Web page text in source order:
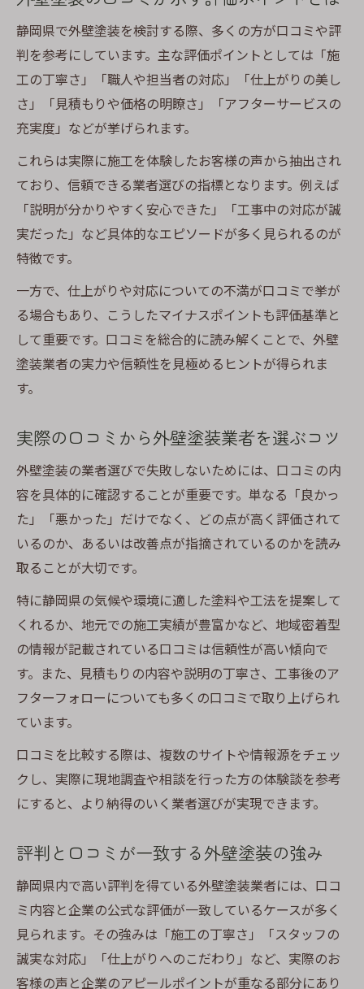
静岡県で外壁塗装を検討する際、多くの方が口コミや評
判を参考にしています。主な評価ポイントとしては「施
工の丁寧さ」「職人や担当者の対応」「仕上がりの美し
さ」「見積もりや価格の明瞭さ」「アフターサービスの
充実度」などが挙げられます。
これらは実際に施工を体験したお客様の声から抽出され
ており、信頼できる業者選びの指標となります。例えば
「説明が分かりやすく安心できた」「工事中の対応が誠
実だった」など具体的なエピソードが多く見られるのが
特徴です。
一方で、仕上がりや対応についての不満が口コミで挙が
る場合もあり、こうしたマイナスポイントも評価基準と
して重要です。口コミを総合的に読み解くことで、外壁
塗装業者の実力や信頼性を見極めるヒントが得られま
す。
実際の口コミから外壁塗装業者を選ぶコツ
外壁塗装の業者選びで失敗しないためには、口コミの内
容を具体的に確認することが重要です。単なる「良かっ
た」「悪かった」だけでなく、どの点が高く評価されて
いるのか、あるいは改善点が指摘されているのかを読み
取ることが大切です。
特に静岡県の気候や環境に適した塗料や工法を提案して
くれるか、地元での施工実績が豊富かなど、地域密着型
の情報が記載されている口コミは信頼性が高い傾向で
す。また、見積もりの内容や説明の丁寧さ、工事後のア
フターフォローについても多くの口コミで取り上げられ
ています。
口コミを比較する際は、複数のサイトや情報源をチェッ
クし、実際に現地調査や相談を行った方の体験談を参考
にすると、より納得のいく業者選びが実現できます。
評判と口コミが一致する外壁塗装の強み
静岡県内で高い評判を得ている外壁塗装業者には、口コ
ミ内容と企業の公式な評価が一致しているケースが多く
見られます。その強みは「施工の丁寧さ」「スタッフの
誠実な対応」「仕上がりへのこだわり」など、実際のお
客様の声と企業のアピールポイントが重なる部分にあり